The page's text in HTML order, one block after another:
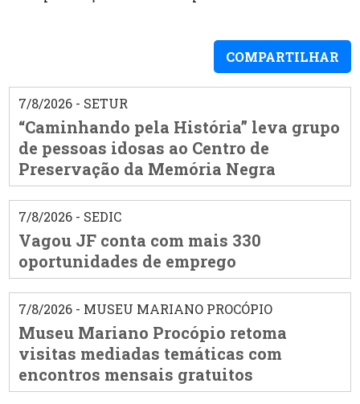
COMPARTILHAR
7/8/2026 - SETUR
“Caminhando pela História” leva grupo
de pessoas idosas ao Centro de
Preservação da Memória Negra
7/8/2026 - SEDIC
Vagou JF conta com mais 330
oportunidades de emprego
7/8/2026 - MUSEU MARIANO PROCÓPIO
Museu Mariano Procópio retoma
visitas mediadas temáticas com
encontros mensais gratuitos